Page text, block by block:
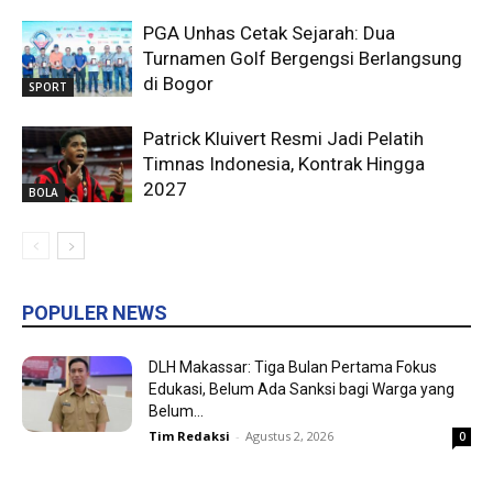
SPORT
PGA Unhas Cetak Sejarah: Dua
Turnamen Golf Bergengsi Berlangsung
di Bogor
BOLA
Patrick Kluivert Resmi Jadi Pelatih
Timnas Indonesia, Kontrak Hingga
2027
POPULER NEWS
DLH Makassar: Tiga Bulan Pertama Fokus
Edukasi, Belum Ada Sanksi bagi Warga yang
Belum...
Tim Redaksi - Agustus 2, 2026 0